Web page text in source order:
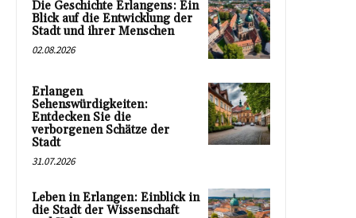
Die Geschichte Erlangens: Ein
Blick auf die Entwicklung der
Stadt und ihrer Menschen
02.08.2026
Erlangen
Sehenswürdigkeiten:
Entdecken Sie die
verborgenen Schätze der
Stadt
31.07.2026
Leben in Erlangen: Einblick in
die Stadt der Wissenschaft